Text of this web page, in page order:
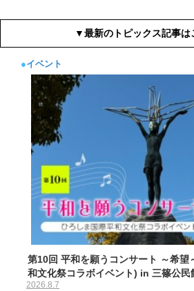
▼最新のトピックス記事
●イベント
第10回 平和を願うコンサート ～希望
和文化祭コラボイベント) in 三篠公民
2026.8.7